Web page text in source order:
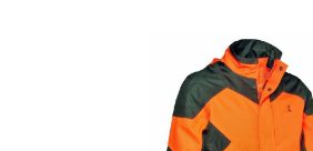
Bildergalerie überspringen